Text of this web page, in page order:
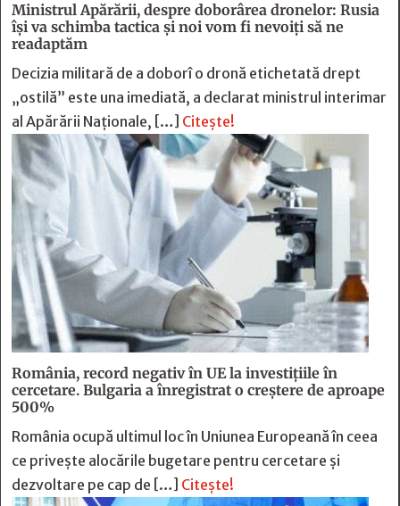
Ministrul Apărării, despre doborârea dronelor: Rusia
îşi va schimba tactica şi noi vom fi nevoiţi să ne
readaptăm
Decizia militară de a doborî o dronă etichetată drept
„ostilă” este una imediată, a declarat ministrul interimar
al Apărării Naţionale, […] Citește!
România, record negativ în UE la investițiile în
cercetare. Bulgaria a înregistrat o creștere de aproape
500%
România ocupă ultimul loc în Uniunea Europeană în ceea
ce privește alocările bugetare pentru cercetare și
dezvoltare pe cap de […] Citește!